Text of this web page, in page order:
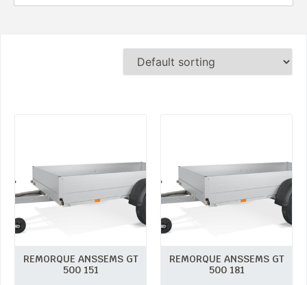
REMORQUE ANSSEMS GT
500 151
REMORQUE ANSSEMS GT
500 181